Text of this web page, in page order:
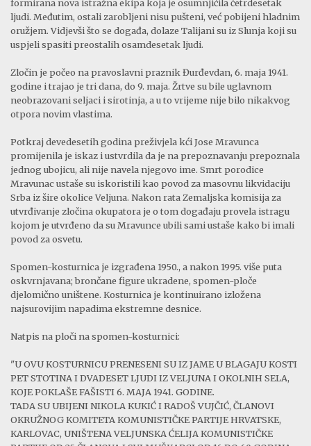
formirana nova istražna ekipa koja je osumnjičila četrdesetak
ljudi. Međutim, ostali zarobljeni nisu pušteni, već pobijeni hladnim
oružjem. Vidjevši što se događa, dolaze Talijani su iz Slunja koji su
uspjeli spasiti preostalih osamdesetak ljudi.
Zločin je počeo na pravoslavni praznik Đurđevdan, 6. maja 1941.
godine i trajao je tri dana, do 9. maja. Žrtve su bile uglavnom
neobrazovani seljaci i sirotinja, a u to vrijeme nije bilo nikakvog
otpora novim vlastima.
Potkraj devedesetih godina preživjela kći Jose Mravunca
promijenila je iskaz i ustvrdila da je na prepoznavanju prepoznala
jednog ubojicu, ali nije navela njegovo ime. Smrt porodice
Mravunac ustaše su iskoristili kao povod za masovnu likvidaciju
Srba iz šire okolice Veljuna. Nakon rata Zemaljska komisija za
utvrđivanje zločina okupatora je o tom događaju provela istragu
kojom je utvrđeno da su Mravunce ubili sami ustaše kako bi imali
povod za osvetu.
Spomen-kosturnica je izgrađena 1950., a nakon 1995. više puta
oskvrnjavana; brončane figure ukradene, spomen-ploče
djelomično uništene. Kosturnica je kontinuirano izložena
najsurovijim napadima ekstremne desnice.
Natpis na ploči na spomen-kosturnici:
"U OVU KOSTURNICU PRENESENI SU IZ JAME U BLAGAJU KOSTI
PET STOTINA I DVADESET LJUDI IZ VELJUNA I OKOLNIH SELA,
KOJE POKLAŠE FAŠISTI 6. MAJA 1941. GODINE.
TADA SU UBIJENI NIKOLA KUKIĆ I RADOŠ VUJČIĆ, ČLANOVI
OKRUŽNOG KOMITETA KOMUNISTIČKE PARTIJE HRVATSKE,
KARLOVAC, UNIŠTENA VELJUNSKA ĆELIJA KOMUNISTIČKE